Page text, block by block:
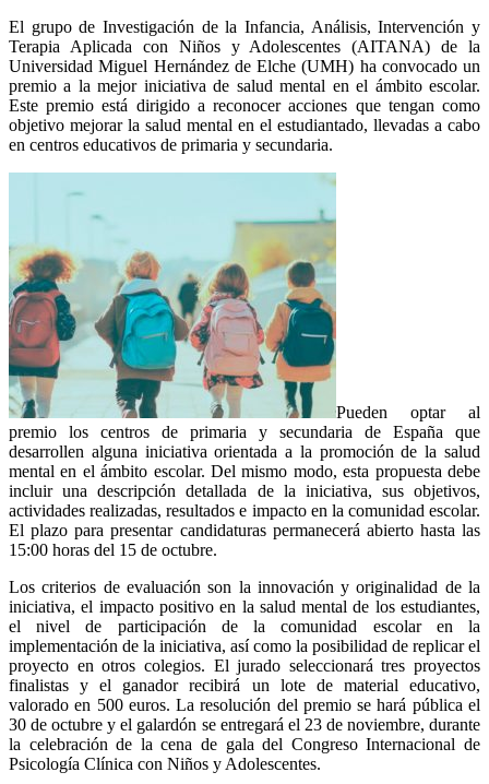
El grupo de Investigación de la Infancia, Análisis, Intervención y
Terapia Aplicada con Niños y Adolescentes (AITANA) de la
Universidad Miguel Hernández de Elche (UMH) ha convocado un
premio a la mejor iniciativa de salud mental en el ámbito escolar.
Este premio está dirigido a reconocer acciones que tengan como
objetivo mejorar la salud mental en el estudiantado, llevadas a cabo
en centros educativos de primaria y secundaria.
Pueden optar al
premio los centros de primaria y secundaria de España que
desarrollen alguna iniciativa orientada a la promoción de la salud
mental en el ámbito escolar. Del mismo modo, esta propuesta debe
incluir una descripción detallada de la iniciativa, sus objetivos,
actividades realizadas, resultados e impacto en la comunidad escolar.
El plazo para presentar candidaturas permanecerá abierto hasta las
15:00 horas del 15 de octubre.
Los criterios de evaluación son la innovación y originalidad de la
iniciativa, el impacto positivo en la salud mental de los estudiantes,
el nivel de participación de la comunidad escolar en la
implementación de la iniciativa, así como la posibilidad de replicar el
proyecto en otros colegios. El jurado seleccionará tres proyectos
finalistas y el ganador recibirá un lote de material educativo,
valorado en 500 euros. La resolución del premio se hará pública el
30 de octubre y el galardón se entregará el 23 de noviembre, durante
la celebración de la cena de gala del Congreso Internacional de
Psicología Clínica con Niños y Adolescentes.